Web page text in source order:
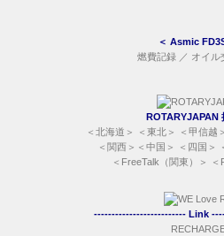
＜ Asmic
燃費記録 ／ オイル
ROTARYJAPAN
＜ 北海道 ＞ ＜ 東北 ＞ ＜ 甲信越
＜ 関西＞＜ 中国 ＞ ＜ 四国 ＞
＜ FreeTalk（関東） ＞ ＜
-------------------------- Link